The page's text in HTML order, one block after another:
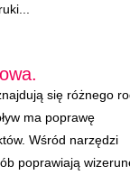
się różnego
ma poprawę
Wśród narzędzi
poprawiają